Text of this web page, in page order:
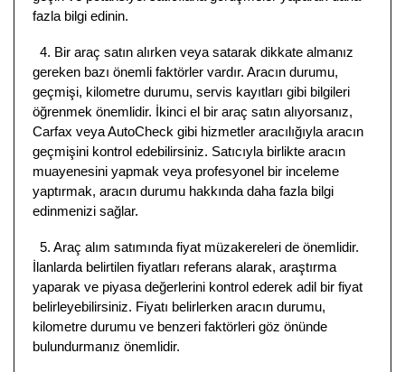
fazla bilgi edinin.
4. Bir araç satın alırken veya satarak dikkate almanız
gereken bazı önemli faktörler vardır. Aracın durumu,
geçmişi, kilometre durumu, servis kayıtları gibi bilgileri
öğrenmek önemlidir. İkinci el bir araç satın alıyorsanız,
Carfax veya AutoCheck gibi hizmetler aracılığıyla aracın
geçmişini kontrol edebilirsiniz. Satıcıyla birlikte aracın
muayenesini yapmak veya profesyonel bir inceleme
yaptırmak, aracın durumu hakkında daha fazla bilgi
edinmenizi sağlar.
5. Araç alım satımında fiyat müzakereleri de önemlidir.
İlanlarda belirtilen fiyatları referans alarak, araştırma
yaparak ve piyasa değerlerini kontrol ederek adil bir fiyat
belirleyebilirsiniz. Fiyatı belirlerken aracın durumu,
kilometre durumu ve benzeri faktörleri göz önünde
bulundurmanız önemlidir.